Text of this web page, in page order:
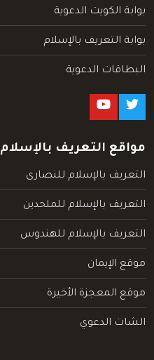
بوابة الكويت الدعوية
بوابة التعريف بالإسلام
البطاقات الدعوية
مواقع التعريف بالإسلام
التعريف بالإسلام للنصارى
التعريف بالإسلام للملحدين
التعريف بالإسلام للهندوس
موقع الإيمان
موقع المعجزة الأخيرة
الشات الدعوي